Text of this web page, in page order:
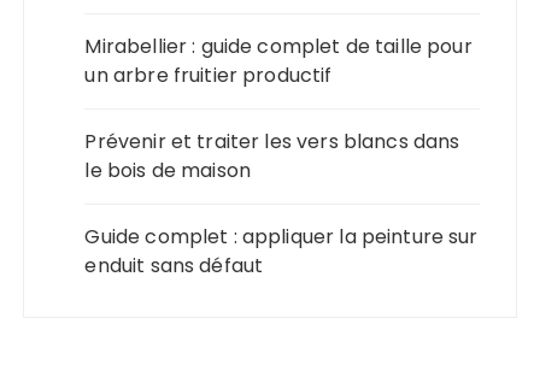
Mirabellier : guide complet de taille pour
un arbre fruitier productif
Prévenir et traiter les vers blancs dans
le bois de maison
Guide complet : appliquer la peinture sur
enduit sans défaut